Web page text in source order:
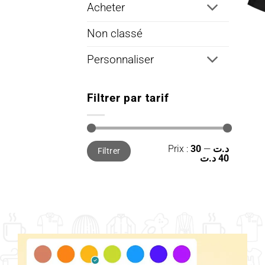
Acheter
Non classé
Personnaliser
Filtrer par tarif
Prix
min
Prix
maxFiltrer Prix : 30 د.ت —
40 د.ت